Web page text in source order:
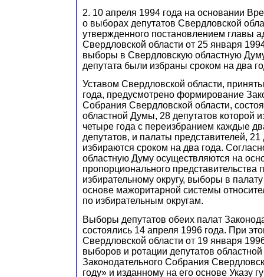
2. 10 апреля 1994 года на основании
о выборах депутатов Свердловской
утвержденного постановлением главы
Свердловской области от 25 января
выборы в Свердловскую областную
депутата были избраны сроком на два
Уставом Свердловской области,
года, предусмотрено формирование
Собрания Свердловской области,
областной Думы, 28 депутатов которой
четыре года с переизбранием каждые
депутатов, и палаты представителей, 21
избираются сроком на два года.
областную Думу осуществляются на
пропорционального представительства
избирательному округу, выборы в
основе мажоритарной системы
по избирательным округам.
Выборы депутатов обеих палат
состоялись 14 апреля 1996 года. При
Свердловской области от 19 января
выборов и ротации депутатов
Законодательного Собрания
году» и изданному на его основе Указу